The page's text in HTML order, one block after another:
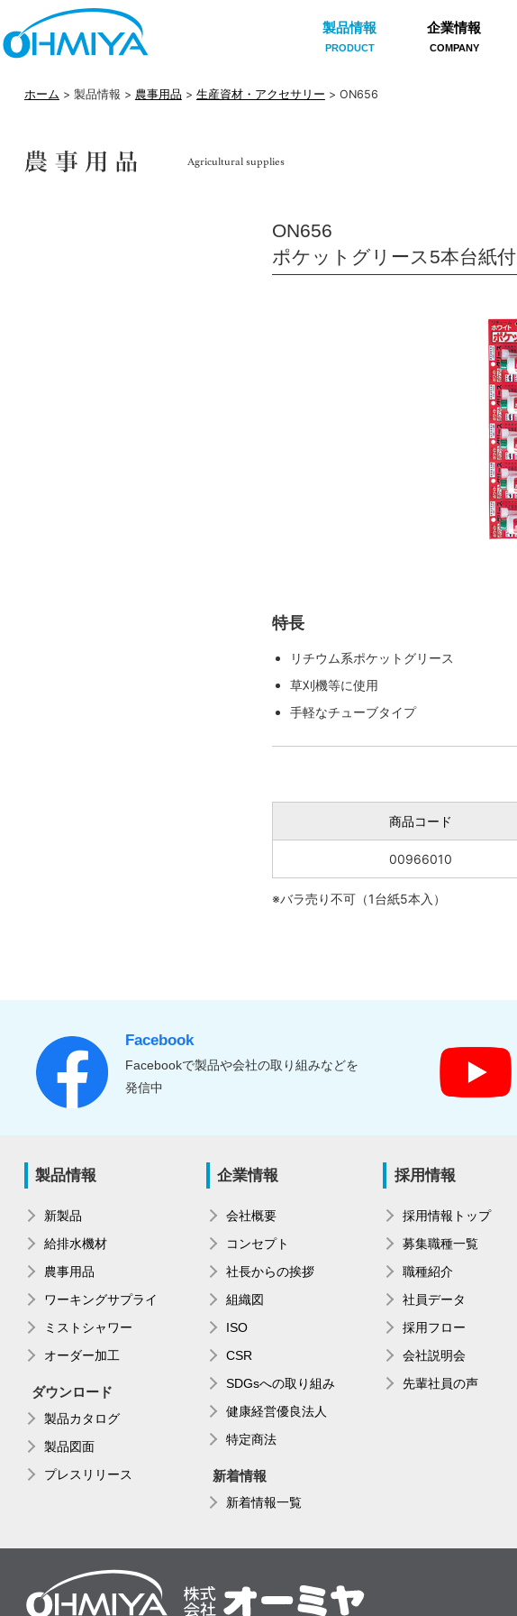
製品情報
PRODUCT
企業情報
COMPANY
ホーム > 製品情報 > 農事用品 > 生産資材・アクセサリー > ON656
ON656
ポケットグリース5本台紙付
特長
リチウム系ポケットグリース
草刈機等に使用
手軽なチューブタイプ
商品コード
00966010
※バラ売り不可（1台紙5本入）
Facebook
Facebookで製品や会社の取り組みなどを
発信中
製品情報
新製品
給排水機材
農事用品
ワーキングサプライ
ミストシャワー
オーダー加工
ダウンロード
製品カタログ
製品図面
プレスリリース
企業情報
会社概要
コンセプト
社長からの挨拶
組織図
ISO
CSR
SDGsへの取り組み
健康経営優良法人
特定商法
新着情報
新着情報一覧
採用情報
採用情報トップ
募集職種一覧
職種紹介
社員データ
採用フロー
会社説明会
先輩社員の声